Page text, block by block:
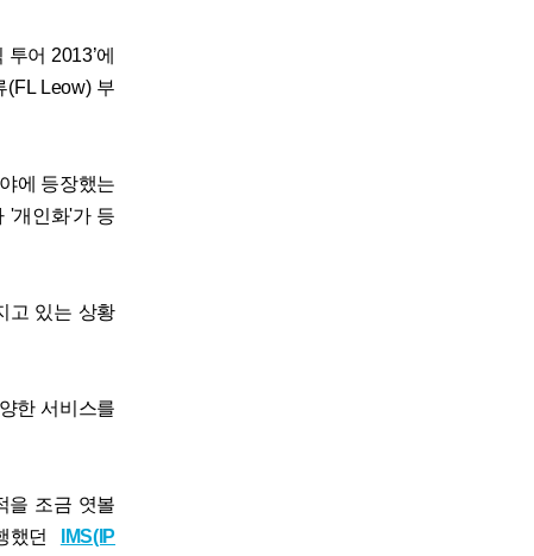
어 2013’에
(FL Leow) 부
에 등장했는
'개인화'가 등
고 있는 상황
한 서비스를
을 조금 엿볼
했던
IMS(IP